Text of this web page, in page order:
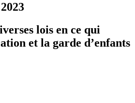
2023
lois en ce qui
et la garde d’enfants